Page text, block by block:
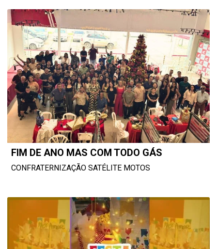
FIM DE ANO MAS COM TODO GÁS
CONFRATERNIZAÇÃO SATÉLITE MOTOS